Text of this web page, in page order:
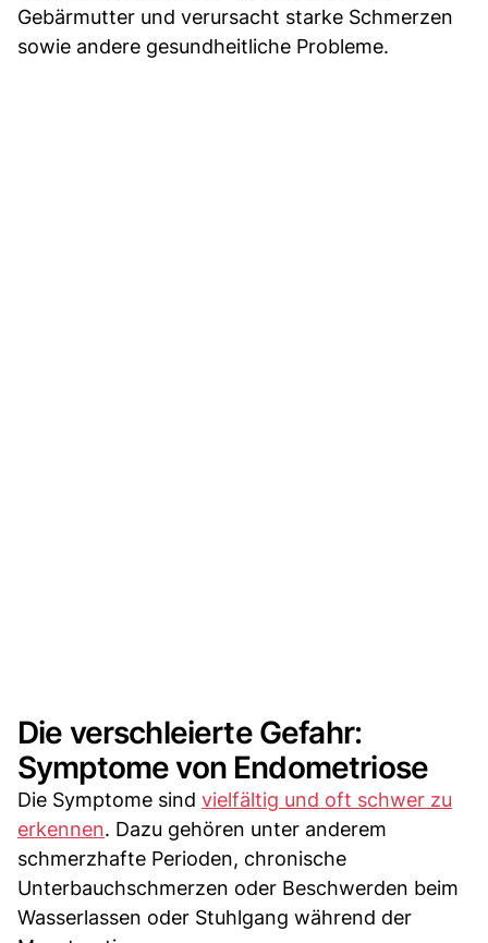
Gebärmutter und verursacht starke Schmerzen
sowie andere gesundheitliche Probleme.
Die verschleierte Gefahr:
Symptome von Endometriose
Die Symptome sind vielfältig und oft schwer zu
erkennen. Dazu gehören unter anderem
schmerzhafte Perioden, chronische
Unterbauchschmerzen oder Beschwerden beim
Wasserlassen oder Stuhlgang während der